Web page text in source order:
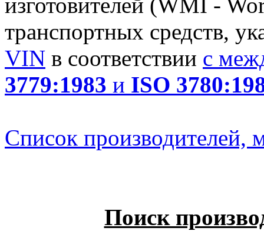
изготовителей (WMI -
транспортных средств,
VIN в соответствии с
3779:1983 и ISO
Список производителей,
Поиск